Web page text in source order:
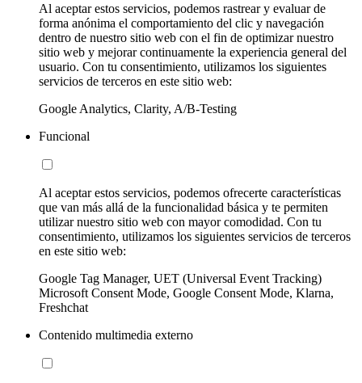
Al aceptar estos servicios, podemos rastrear y evaluar de
forma anónima el comportamiento del clic y navegación
dentro de nuestro sitio web con el fin de optimizar nuestro
sitio web y mejorar continuamente la experiencia general del
usuario. Con tu consentimiento, utilizamos los siguientes
servicios de terceros en este sitio web:
Google Analytics, Clarity, A/B-Testing
Funcional
Al aceptar estos servicios, podemos ofrecerte características
que van más allá de la funcionalidad básica y te permiten
utilizar nuestro sitio web con mayor comodidad. Con tu
consentimiento, utilizamos los siguientes servicios de terceros
en este sitio web:
Google Tag Manager, UET (Universal Event Tracking)
Microsoft Consent Mode, Google Consent Mode, Klarna,
Freshchat
Contenido multimedia externo